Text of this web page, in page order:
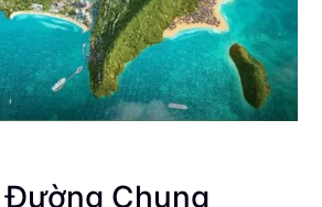
Chung